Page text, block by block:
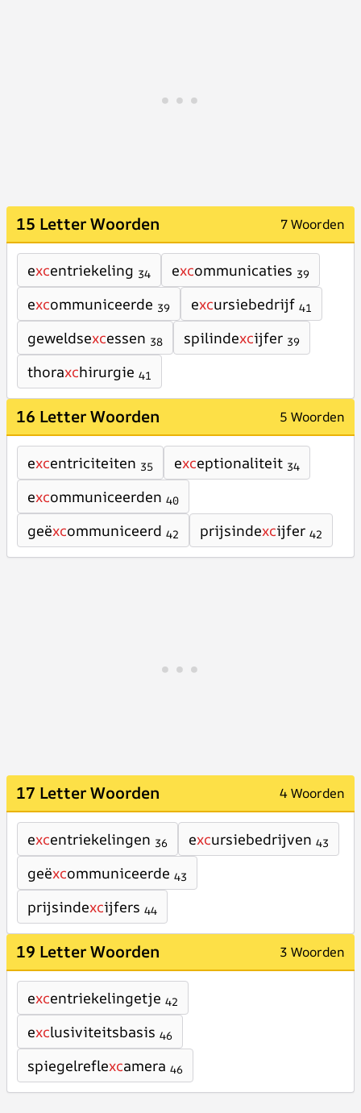
15 Letter Woorden 7 Woorden
excentriekeling 34 excommunicaties 39
excommuniceerde 39 excursiebedrijf 41
geweldsexcessen 38 spilindexcijfer 39
thoraxchirurgie 41
16 Letter Woorden 5 Woorden
excentriciteiten 35 exceptionaliteit 34
excommuniceerden 40
geëxcommuniceerd 42 prijsindexcijfer 42
17 Letter Woorden 4 Woorden
excentriekelingen 36 excursiebedrijven 43
geëxcommuniceerde 43
prijsindexcijfers 44
19 Letter Woorden 3 Woorden
excentriekelingetje 42
exclusiviteitsbasis 46
spiegelreflexcamera 46